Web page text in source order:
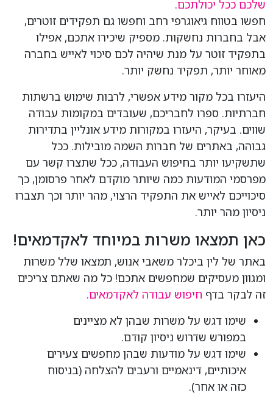
שלכם ככל יכולתכם.
חפשו בטווח גיאוגרפי רחב וחפשו גם תפקידים זוטרים,
אבל בחברות נחשקות. מספיק שיכירו אתכם, אפילו
בתפקיד זוטר על מנת שיהיה לכם סיכוי לאייש בחברה
מאוחר יותר, תפקיד נחשק יותר.
היעזרו בכל מקור מידע אפשרי, לרבות שימוש ברשתות
חברתיות. ספרו לחבריכם, שעובדים במקומות עבודה
שווים. בעיקר, היעזרו במקורות מידע אונליין בתדירות
גבוהה, באתרים של חברות השמה מובילות. ככל
שתשקיעו יותר בחיפוש העבודה, ככל שתצרו קשר עם
מפרסמי המודעות כמה שיותר מוקדם לאחר פרסומן, כך
סיכוייכם לאייש את התפקיד הרצוי, מהר יותר וכך תצברו
ניסיון מהר יותר.
כאן תמצאו משרות במיוחד לאקדמאים!
באתר של לין ביכלר משאבי אנוש, תמצאו שלל משרות
ומגוון מעסיקים שמחפשים אתכם! כל מה שאתם צריכים
זה לבקר בדף חיפוש עבודה לאקדמאים.
שימו דגש על משרות שבהן לא מציינים
במפורש שדרוש ניסיון קודם.
שימו דגש על מודעות שבהן מחפשים צעירים
איכותיים, דינאמיים ורעבים להצלחה (בניסוח
כזה או אחר).